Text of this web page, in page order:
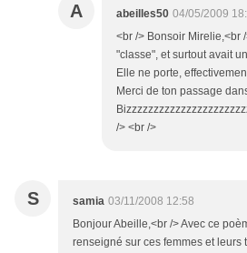
A abeilles50 04/05/2009
<br /> Bonsoir Mirelie,<br
"classe", et surtout avait
Elle ne porte,
Merci de ton passage
/> <br />
S samia 03/11/2008 12:58
Bonjour Abeille,<br /> Avec ce
renseigné sur ces femmes et leurs